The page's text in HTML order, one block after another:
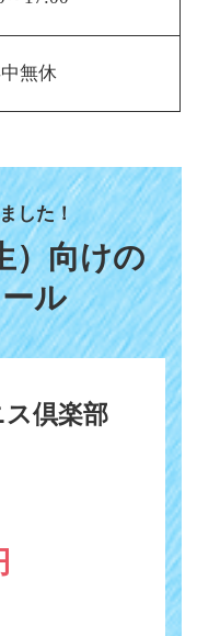
無休
した！
）向けの
ル
倶楽部